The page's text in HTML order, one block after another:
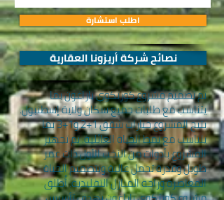
تم تصميم مشروع كورتكوي باراغون بما
يتناسب مع طلبات جميع سكان ولاية إسطنبول.
يتيح المشروع خيارات شقق 1+2 و1+3 بما
يتناسب مع نمط الحياة العائلية. تم تجهيز
المشروع بأدوات من النخب الأول ذات عمر
طويل وقدرة تحمل عالية وبتصميم الحياة
المعاصرة وراحة المنازل التقليدية. أُطلق
نصائح شركة أريزونا العقارية
اطلب استشارة